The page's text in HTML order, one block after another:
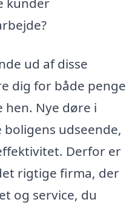
ud af disse
dig for både penge
Nye døre i
udseende,
Derfor er
rigtige firma, der
og service, du